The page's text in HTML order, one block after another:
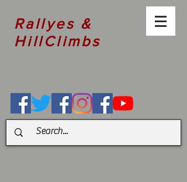
Rallyes &
HillClimbs